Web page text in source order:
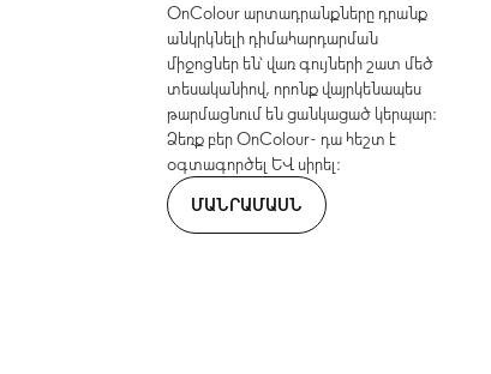
OnColour արտադրանքները դրանք
անկրկնելի դիմահարդարման
միջոցներ են՝ վառ գույների շատ մեծ
տեսականիով, որոնք վայրկենապես
թարմացնում են ցանկացած կերպար։
Ձեռք բեր OnColour- դա հեշտ է
օգտագործել և սիրել։
ՄԱՆՐԱՄԱՍՆ